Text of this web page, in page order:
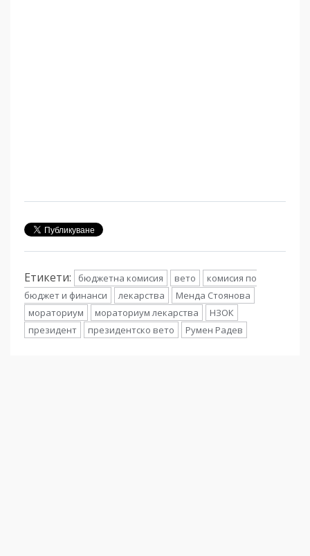
Етикети: бюджетна комисия вето
комисия по
бюджет и финанси
лекарства
Менда Стоянова
мораториум
мораториум лекарства
НЗОК
президент
президентско вето Румен Радев